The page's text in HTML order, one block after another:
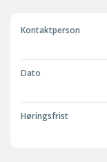
Kontaktperson
Dato
Høringsfrist